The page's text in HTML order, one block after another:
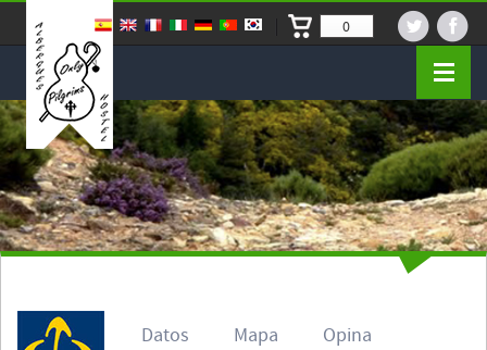
0
Datos Mapa Opina